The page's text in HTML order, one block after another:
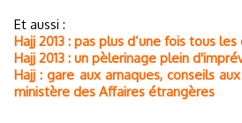
Et aussi :
Hajj 2013 : pas plus d’une fois tous les
Hajj 2013 : un pèlerinage plein
Hajj : gare aux arnaques, conseils
ministère des Affaires étrangères